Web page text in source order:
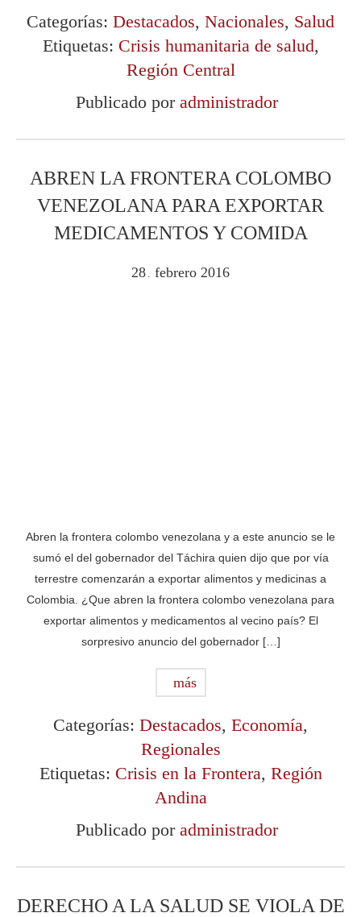
Categorías: Destacados, Nacionales, Salud
Etiquetas: Crisis humanitaria de salud,
Región Central
Publicado por administrador
ABREN LA FRONTERA COLOMBO
VENEZOLANA PARA EXPORTAR
MEDICAMENTOS Y COMIDA
28 febrero 2016
Abren la frontera colombo venezolana y a este anuncio se le
sumó el del gobernador del Táchira quien dijo que por vía
terrestre comenzarán a exportar alimentos y medicinas a
Colombia. ¿Que abren la frontera colombo venezolana para
exportar alimentos y medicamentos al vecino país? El
sorpresivo anuncio del gobernador […]
más
Categorías: Destacados, Economía,
Regionales
Etiquetas: Crisis en la Frontera, Región
Andina
Publicado por administrador
DERECHO A LA SALUD SE VIOLA DE